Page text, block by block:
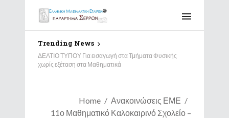
Trending News
ΔΕΛΤΙΟ ΤΥΠΟΥ Για εισαγωγή στα Τμήματα Φυσικής
χωρίς εξέταση στα Μαθηματικά
Αποτελέσματα Διαγωνισμού “Παιχνίδι και Μαθηματικά”
2026 – Παράρτημα Σερρών
Home
Ανακοινώσεις ΕΜΕ
11ο Μαθηματικό Καλοκαιρινό Σχολείο –